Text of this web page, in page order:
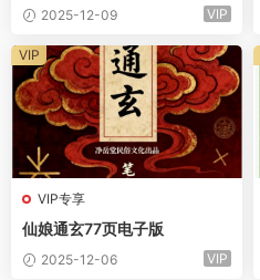
2025-12-09 VIP
VIP专享
仙娘通玄77页电子版
2025-12-06 VIP
VIP